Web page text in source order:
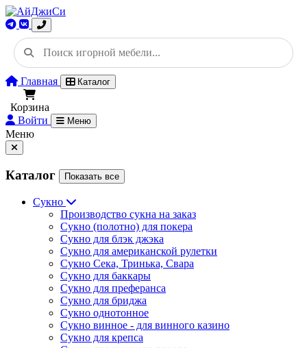
Главная Каталог
Корзина
Войти
Меню
Меню
Каталог Показать все
Сукно
Производство сукна на заказ
Сукно (полотно) для покера
Сукно для блэк джэка
Сукно для американской рулетки
Сукно Сека, Тринька, Свара
Сукно для баккары
Сукно для преферанса
Сукно для бриджа
Сукно однотонное
Сукно винное - для винного казино
Сукно для крепса